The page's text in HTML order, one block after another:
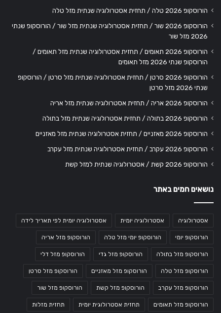
הורוסקופ 2026 טלה / תחזית אסטרולוגיה שנתית מזל טלה
הורוסקופ 2026 שור / תחזית אסטרולוגיה שנתית מזל שור / הורוסקופ שנתי
2026 מזל שור
הורוסקופ 2026 תאומים / תחזית אסטרולוגיה שנתית מזל תאומים /
הורוסקופ שנתי 2026 מזל תאומים
הורוסקופ 2026 סרטן / תחזית אסטרולוגיה שנתית מזל סרטן / הורוסקופ
שנתי 2026 מזל סרטן
הורוסקופ 2026 אריה / תחזית אסטרולוגיה שנתית מזל אריה
הורוסקופ 2026 בתולה / תחזית אסטרולוגיה שנתית מזל בתולה
הורוסקופ 2026 מאזניים / תחזית אסטרולוגיה שנתית מזל מאזניים
הורוסקופ 2026 עקרב / תחזית אסטרולוגיה שנתית מזל עקרב
הורוסקופ 2026 קשת / אסטרולוגיה שנתית למזל קשת
נושאים חמים באתר
אסטרולוגיה אסטרולוגיה יומית אסטרולוגיה יומית לפי תאריך לידה
הורוסקופ יומי הורוסקופ יומי מזל טלה הורוסקופ מזל אריה
הורוסקופ מזל בתולה הורוסקופ מזל גדי הורוסקופ מזל דלי
הורוסקופ מזל טלה הורוסקופ מזל מאזניים הורוסקופ מזל סרטן
הורוסקופ מזל עקרב הורוסקופ מזל קשת הורוסקופ מזל שור
הורוסקופ מזל תאומים תחזית אסטרולוגית יומית תחזית מזלות